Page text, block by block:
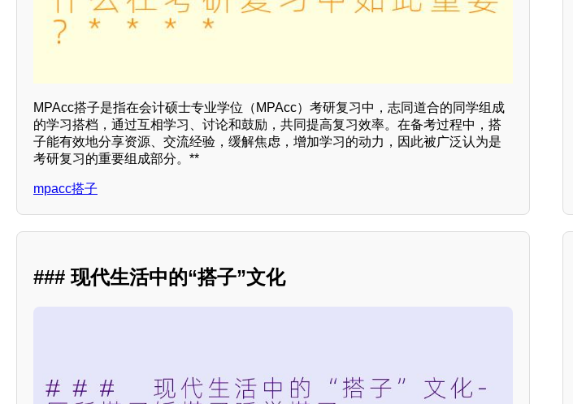
MPAcc搭子是指在会计硕士专业学位（MPAcc）考研复习中，志同道合的同学组成
的学习搭档，通过互相学习、讨论和鼓励，共同提高复习效率。在备考过程中，搭
子能有效地分享资源、交流经验，缓解焦虑，增加学习的动力，因此被广泛认为是
考研复习的重要组成部分。**
mpacc搭子
### 现代生活中的“搭子”文化